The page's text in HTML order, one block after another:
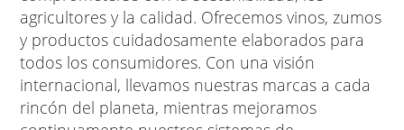
agricultores y la calidad. Ofrecemos vinos, zumos
y productos cuidadosamente elaborados para
todos los consumidores. Con una visión
internacional, llevamos nuestras marcas a cada
rincón del planeta, mientras mejoramos